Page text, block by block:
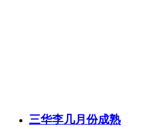
三华李几月份成熟